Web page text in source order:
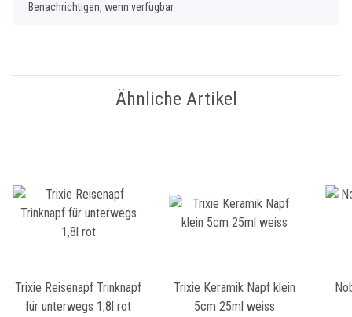
Benachrichtigen, wenn verfügbar
Ähnliche Artikel
Trixie Reisenapf Trinknapf
für unterwegs 1,8l rot
Trixie Keramik Napf klein
5cm 25ml weiss